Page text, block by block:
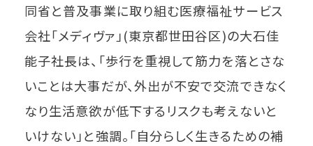
同省と普及事業に取り組む医療福祉サービス
会社「メディヴァ」(東京都世田谷区)の大石佳
能子社長は、「歩行を重視して筋力を落とさな
いことは大事だが、外出が不安で交流できなく
なり生活意欲が低下するリスクも考えないと
いけない」と強調。「自分らしく生きるための補